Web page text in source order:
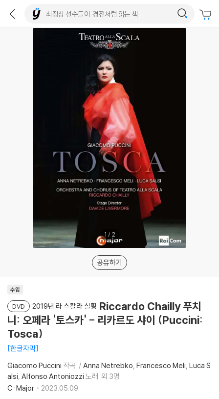
1 / 2
공유하기
수입
DVD 2019년 라 스칼라 실황 Riccardo Chailly 푸치
니: 오페라 '토스카' - 리카르도 샤이 (Puccini:
Tosca)
한글자막
Giacomo Puccini 작곡 Anna Netrebko Francesco Meli Luca S
alsi Alfonso Antoniozzi 노래 외 3명
C-Major
2023.05.09.